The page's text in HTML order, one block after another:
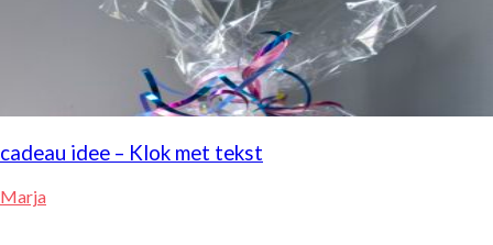
cadeau idee – Klok met tekst
Marja